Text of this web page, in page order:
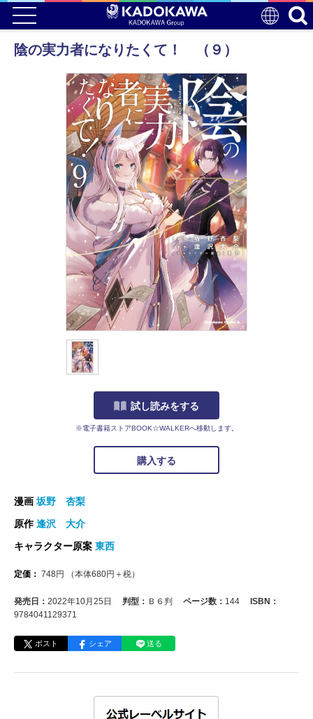
陰の実力者になりたくて！ （９）
試し読みをする
※電子書籍ストアBOOK☆WALKERへ移動します。
購入する
漫画坂野 杏梨
原作逢沢 大介
キャラクター原案 東西
定価： 748円 （本体680円＋税）
発売日： 2022年10月25日 判型： Ｂ６判 ページ数： 144
ISBN：
9784041129371
ポスト シェア 送る